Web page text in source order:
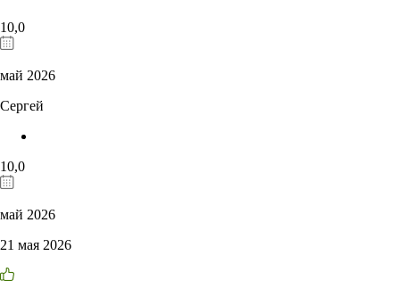
10,0
май 2026
Сергей
10,0
май 2026
21 мая 2026